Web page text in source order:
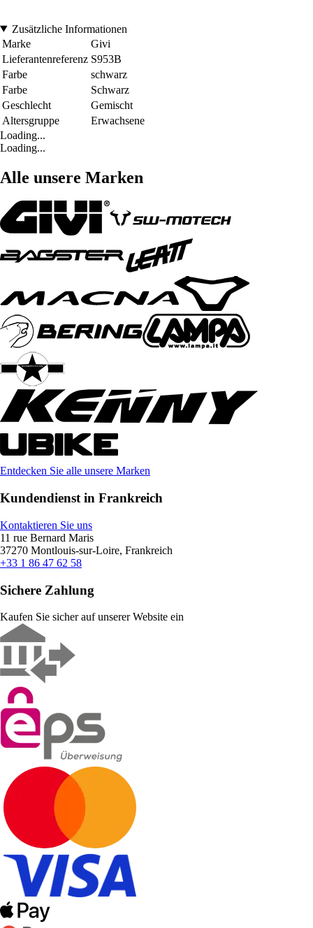
Zusätzliche Informationen
Marke
Givi
Lieferantenreferenz S953B
Farbe
schwarz
Farbe
Schwarz
Geschlecht
Gemischt
Altersgruppe
Erwachsene
Loading...
Loading...
Alle unsere Marken
Entdecken Sie alle unsere Marken
Kundendienst in Frankreich
Kontaktieren Sie uns
11 rue Bernard Maris
37270 Montlouis-sur-Loire, Frankreich
+33 1 86 47 62 58
Sichere Zahlung
Kaufen Sie sicher auf unserer Website ein